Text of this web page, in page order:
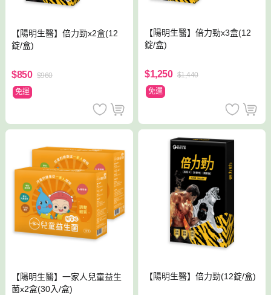
【陽明生醫】倍力勁x2盒(12
錠/盒)
$850 $960
免運
【陽明生醫】倍力勁x3盒(12
錠/盒)
$1,250 $1,440
免運
【陽明生醫】一家人兒童益生
菌x2盒(30入/盒)
【陽明生醫】倍力勁(12錠/盒)